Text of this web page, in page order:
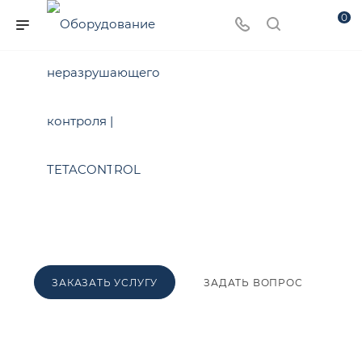
0
КВАЛИФИЦИРОВАННЫЕ СОТРУДНИКИ
в Тихорецке
ЗАКАЗАТЬ УСЛУГУ ЗАДАТЬ ВОПРОС